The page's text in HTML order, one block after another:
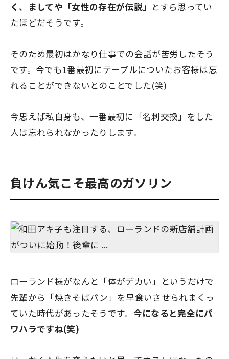
く、ましてや 「女性の存在が伝説」 とすら思ってい
たほどだそうです。
そのため最初はかなり仕事での会話が苦労したそう
です。今でも1番最初にテーブルについたお客様は忘
れることができないとのことでした(笑)
今思えば私自身も、一番最初に「名刺交換」をした
人は忘れられなかったりします。
負けん気こそ最高のガソリン
ローランド様がなんと 「体がデカい」
というだけで
先輩から「焼きそばパン」を早食いさせられまくっ
ていた時代があったそうです。 今になると完全にパ
ワハラですね(笑)